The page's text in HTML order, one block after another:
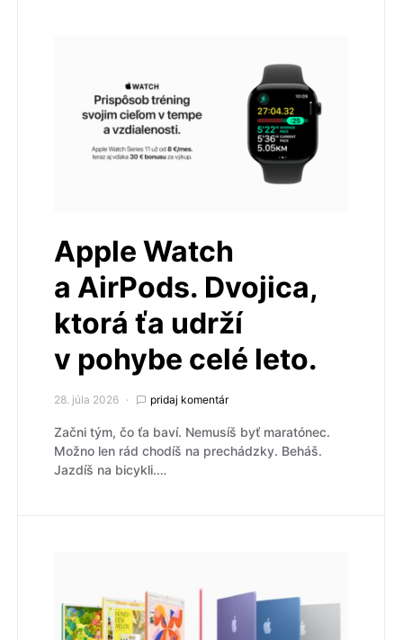
Apple Watch
a AirPods. Dvojica,
ktorá ťa udrží
v pohybe celé leto.
28. júla 2026 pridaj komentár
Začni tým, čo ťa baví. Nemusíš byť maratónec.
Možno len rád chodíš na prechádzky. Beháš.
Jazdíš na bicykli.…